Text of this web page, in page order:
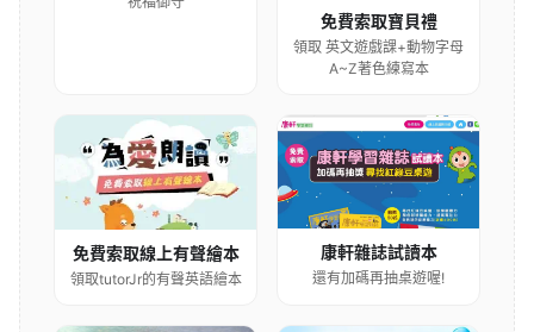
免費索取寶貝禮
領取 英文遊戲課+動物字母
A~Z著色練寫本
免費索取線上有聲繪本
領取tutorJr的有聲英語繪本
康軒雜誌試讀本
還有加碼再抽桌遊喔!